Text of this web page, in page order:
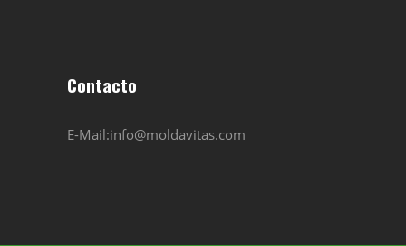
Contacto
E-Mail:info@moldavitas.com